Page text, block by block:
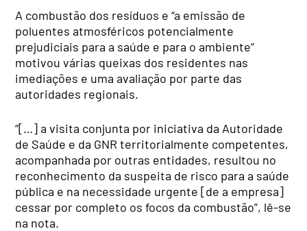
A combustão dos resíduos e “a emissão de
poluentes atmosféricos potencialmente
prejudiciais para a saúde e para o ambiente”
motivou várias queixas dos residentes nas
imediações e uma avaliação por parte das
autoridades regionais.
“[…] a visita conjunta por iniciativa da Autoridade
de Saúde e da GNR territorialmente competentes,
acompanhada por outras entidades, resultou no
reconhecimento da suspeita de risco para a saúde
pública e na necessidade urgente [de a empresa]
cessar por completo os focos da combustão”, lê-se
na nota.